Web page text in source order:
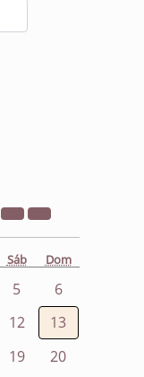
Sáb Dom
5
6
12
13
19
20